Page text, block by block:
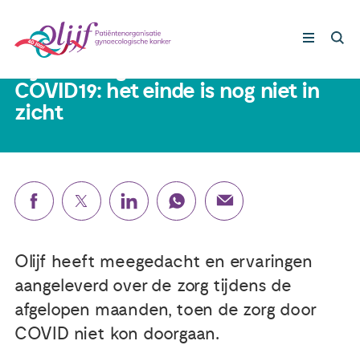
Nieuws
Gynaecologische kankers
Lotgenoten
Leven met/na kanker
22 juni 2020
COVID19: het einde is nog niet in
zicht
Olijf heeft meegedacht en ervaringen
aangeleverd over de zorg tijdens de
afgelopen maanden, toen de zorg door
COVID niet kon doorgaan.